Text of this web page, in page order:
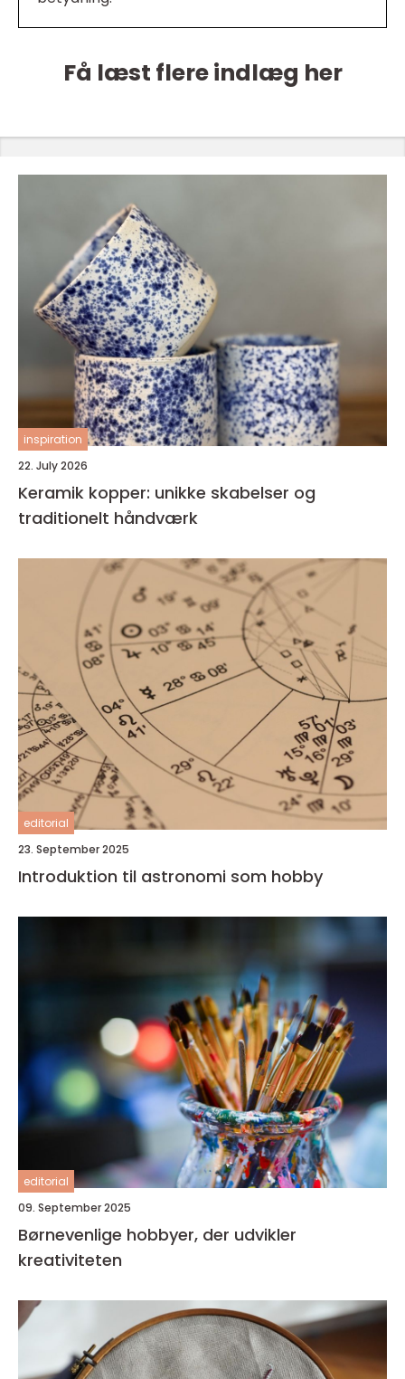
Få læst flere indlæg her
inspiration
22. July 2026
Keramik kopper: unikke skabelser og
traditionelt håndværk
editorial
23. September 2025
Introduktion til astronomi som hobby
editorial
09. September 2025
Børnevenlige hobbyer, der udvikler
kreativiteten